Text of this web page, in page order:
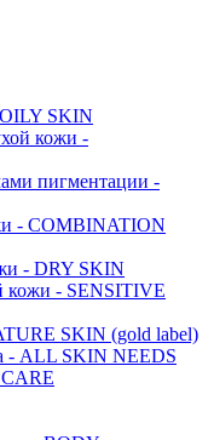
SKIN
кожи -
пигментации -
- COMBINATION
- DRY SKIN
кожи - SENSITIVE
SKIN (gold label)
- ALL SKIN NEEDS